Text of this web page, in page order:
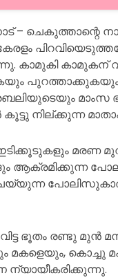
– ചെകുത്താന്റെ
കാമുകന്
പുറത്താക്കുകയും
മാംസ
കൂട്ടു നില്ക്കുന്ന
മരണ
ആക്രമിക്കുന്ന
പോലിസുകാർ.
ഭൂതം രണ്ടു മുൻ
മകളെയും, കൊച്ചു
ന്യായീകരിക്കുന്നു.